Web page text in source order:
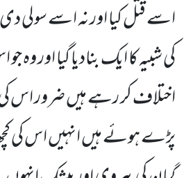
اسے قتل کیا اور نہ اسے سولی
کی شبیہ کا ایک بنادیا گیا اور
اختلاف کر رہے ہیں ضرور اس
پڑے ہوئے ہیں انہیں اس کی